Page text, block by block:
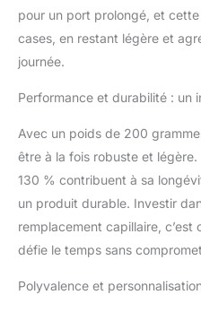
pour un port prolongé, et
cases, en restant légère et
journée.
Performance et durabilité : un
Avec un poids de 200
être à la fois robuste et
130 % contribuent à sa
un produit durable. Investir
remplacement capillaire,
défie le temps sans
Polyvalence et